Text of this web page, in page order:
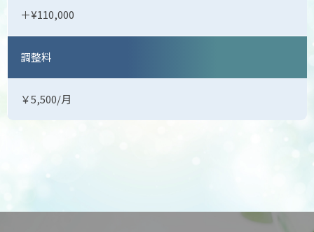
＋¥110,000
調整料
￥5,500/月